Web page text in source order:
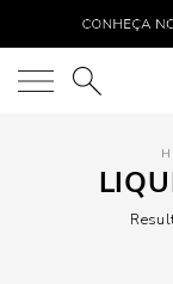
O que você está